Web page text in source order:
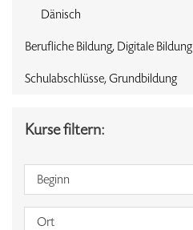
Dänisch
Berufliche Bildung, Digitale Bildung
Schulabschlüsse, Grundbildung
Kurse filtern:
Beginn
Ort